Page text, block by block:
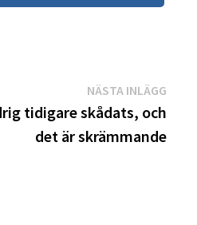
NÄSTA INLÄGG
tidigare skådats, och
det är skrämmande